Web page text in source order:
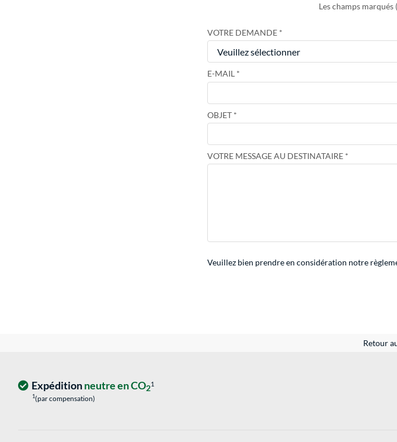
Les champs
VOTRE DEMANDE
E-MAIL
OBJET
VOTRE MESSAGE AU DESTINATAIRE
Veuillez bien prendre en considération notre
Retour
Expéditionneutre en CO21
1(par compensation)